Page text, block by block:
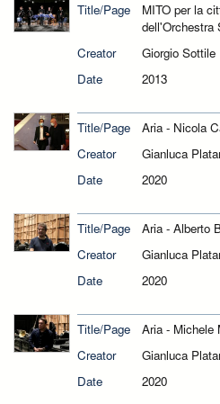
Title/Page
MITO per la
dell'Orchestra
Creator
Giorgio Sottile
Date
2013
Title/Page
Aria - Nicola
Creator
Gianluca
Date
2020
Title/Page
Aria - Alberto
Creator
Gianluca
Date
2020
Title/Page
Aria - Michele
Creator
Gianluca
Date
2020